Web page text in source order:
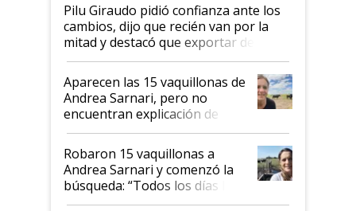
Pilu Giraudo pidió confianza ante los
cambios, dijo que recién van por la
mitad y destacó que exportar dejó de
ser "para unos pocos": "Tenemos un
mandato muy claro del gobierno
nacional"
Aparecen las 15 vaquillonas de
Andrea Sarnari, pero no
encuentran explicación de
cómo llegaron allí
Robaron 15 vaquillonas a
Andrea Sarnari y comenzó la
búsqueda: “Todos los días le
toca a algún productor”